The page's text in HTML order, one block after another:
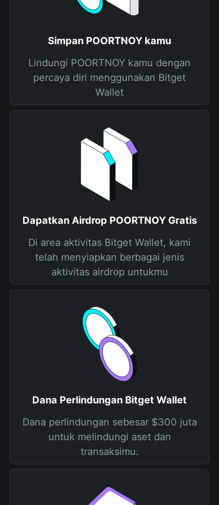
Simpan POORTNOY kamu
Lindungi POORTNOY kamu dengan
percaya diri menggunakan Bitget
Wallet
Dapatkan Airdrop POORTNOY Gratis
Di area aktivitas Bitget Wallet, kami
telah menyiapkan berbagai jenis
aktivitas airdrop untukmu
Dana Perlindungan Bitget Wallet
Dana perlindungan sebesar $300 juta
untuk melindungi aset dan
transaksimu.